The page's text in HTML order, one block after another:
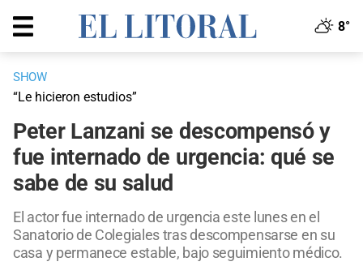
8°
SHOW
“Le hicieron estudios”
Peter Lanzani se descompensó y
fue internado de urgencia: qué se
sabe de su salud
El actor fue internado de urgencia este lunes en el
Sanatorio de Colegiales tras descompensarse en su
casa y permanece estable, bajo seguimiento médico.